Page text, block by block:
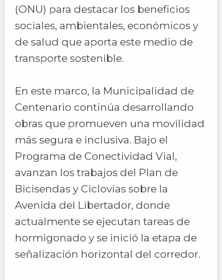
(ONU) para destacar los beneficios
sociales, ambientales, económicos y
de salud que aporta este medio de
transporte sostenible.
En este marco, la Municipalidad de
Centenario continúa desarrollando
obras que promueven una movilidad
más segura e inclusiva. Bajo el
Programa de Conectividad Vial,
avanzan los trabajos del Plan de
Bicisendas y Ciclovías sobre la
Avenida del Libertador, donde
actualmente se ejecutan tareas de
hormigonado y se inició la etapa de
señalización horizontal del corredor.